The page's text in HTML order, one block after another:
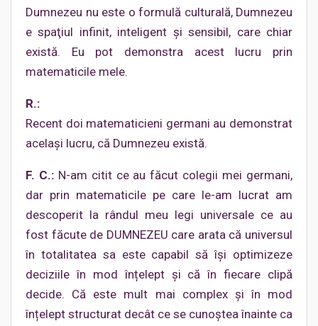
Dumnezeu nu este o formulă culturală, Dumnezeu
e spaţiul infinit, inteligent şi sensibil, care chiar
există. Eu pot demonstra acest lucru prin
matematicile mele.
R.:
Recent doi matematicieni germani au demonstrat
acelaşi lucru, că Dumnezeu există.
F. C.:N-am citit ce au făcut colegii mei germani,
dar prin matematicile pe care le-am lucrat am
descoperit la rândul meu legi universale ce au
fost făcute de DUMNEZEU care arata că universul
în totalitatea sa este capabil să îşi optimizeze
deciziile în mod înțelept şi că în fiecare clipă
decide. Că este mult mai complex și în mod
înțelept structurat decât ce se cunoştea înainte ca